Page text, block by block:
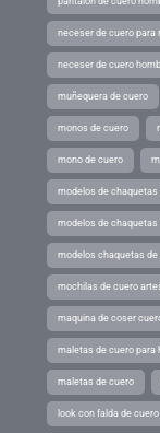
neceser de cuero para
neceser de cuero
muñequera de cuero
monos de cuero
mono de cuero
modelos de
modelos de chaquetas
modelos chaquetas de
mochilas de cuero
maquina de coser
maletas de cuero para
maletas de cuero
look con falda de cuero